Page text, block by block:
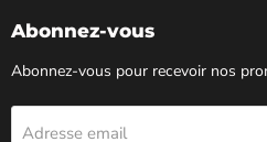
Abonnez-vous
Abonnez-vous pour recevoir nos
Adresse email